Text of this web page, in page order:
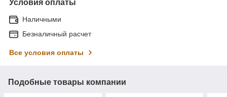
Условия оплаты
Наличными
Безналичный расчет
Все условия оплаты
Подобные товары компании